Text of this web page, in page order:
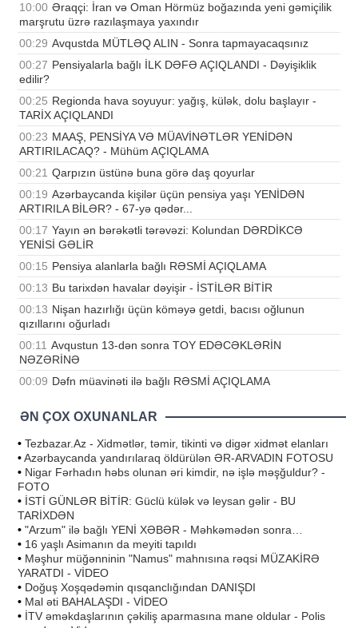
10:00 Əraqçi: İran və Oman Hörmüz boğazında yeni gəmiçilik
marşrutu üzrə razılaşmaya yaxındır
00:29 Avqustda MÜTLƏQ ALIN - Sonra tapmayacaqsınız
00:27 Pensiyalarla bağlı İLK DƏFƏ AÇIQLANDI - Dəyişiklik
edilir?
00:25 Regionda hava soyuyur: yağış, külək, dolu başlayır -
TARİX AÇIQLANDI
00:23 MAAŞ, PENSİYA VƏ MÜAVİNƏTLƏR YENİDƏN
ARTIRILACAQ? - Mühüm AÇIQLAMA
00:21 Qarpızın üstünə buna görə daş qoyurlar
00:19 Azərbaycanda kişilər üçün pensiya yaşı YENİDƏN
ARTIRILA BİLƏR? - 67-yə qədər...
00:17 Yayın ən bərəkətli tərəvəzi: Kolundan DƏRDİKCƏ
YENİSİ GƏLİR
00:15 Pensiya alanlarla bağlı RƏSMİ AÇIQLAMA
00:13 Bu tarixdən havalar dəyişir - İSTİLƏR BİTİR
00:13 Nişan hazırlığı üçün köməyə getdi, bacısı oğlunun
qızıllarını oğurladı
00:11 Avqustun 13-dən sonra TOY EDƏCƏKLƏRİN
NƏZƏRİNƏ
00:09 Dəfn müavinəti ilə bağlı RƏSMİ AÇIQLAMA
ƏN ÇOX OXUNANLAR
• Tezbazar.Az - Xidmətlər, təmir, tikinti və digər xidmət elanları
•Azərbaycanda yandırılaraq öldürülən ƏR-ARVADIN FOTOSU
• Nigar Fərhadın həbs olunan əri kimdir, nə işlə məşğuldur? -
FOTO
• İSTİ GÜNLƏR BİTİR: Güclü külək və leysan gəlir - BU
TARİXDƏN
• "Arzum" ilə bağlı YENİ XƏBƏR - Məhkəmədən sonra…
• 16 yaşlı Asimanın da meyiti tapıldı
• Məşhur müğənninin "Namus" mahnısına rəqsi MÜZAKİRƏ
YARATDI - VİDEO
• Doğuş Xoşqədəmin qısqanclığından DANIŞDI
• Mal əti BAHALAŞDI - VİDEO
• İTV əməkdaşlarının çəkiliş aparmasına mane oldular - Polis